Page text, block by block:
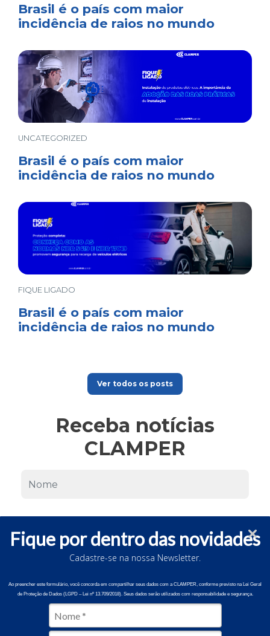
Fique por dentro das novidades
Cadastre-se na nossa Newsletter.
Ao preencher este formulário, você concorda em compartilhar seus dados com a CLAMPER, conforme previsto na Lei Geral
de Proteção de Dados (LGPD – Lei nº 13.709/2018). Seus dados serão utilizados com responsabilidade e segurança.
Brasil é o país com maior
incidência de raios no mundo
UNCATEGORIZED
Brasil é o país com maior
incidência de raios no mundo
FIQUE LIGADO
Brasil é o país com maior
incidência de raios no mundo
Ver todos os posts
Receba notícias
CLAMPER